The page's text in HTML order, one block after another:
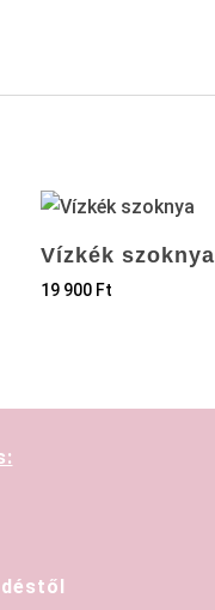
Vízkék szoknya
19 900 Ft